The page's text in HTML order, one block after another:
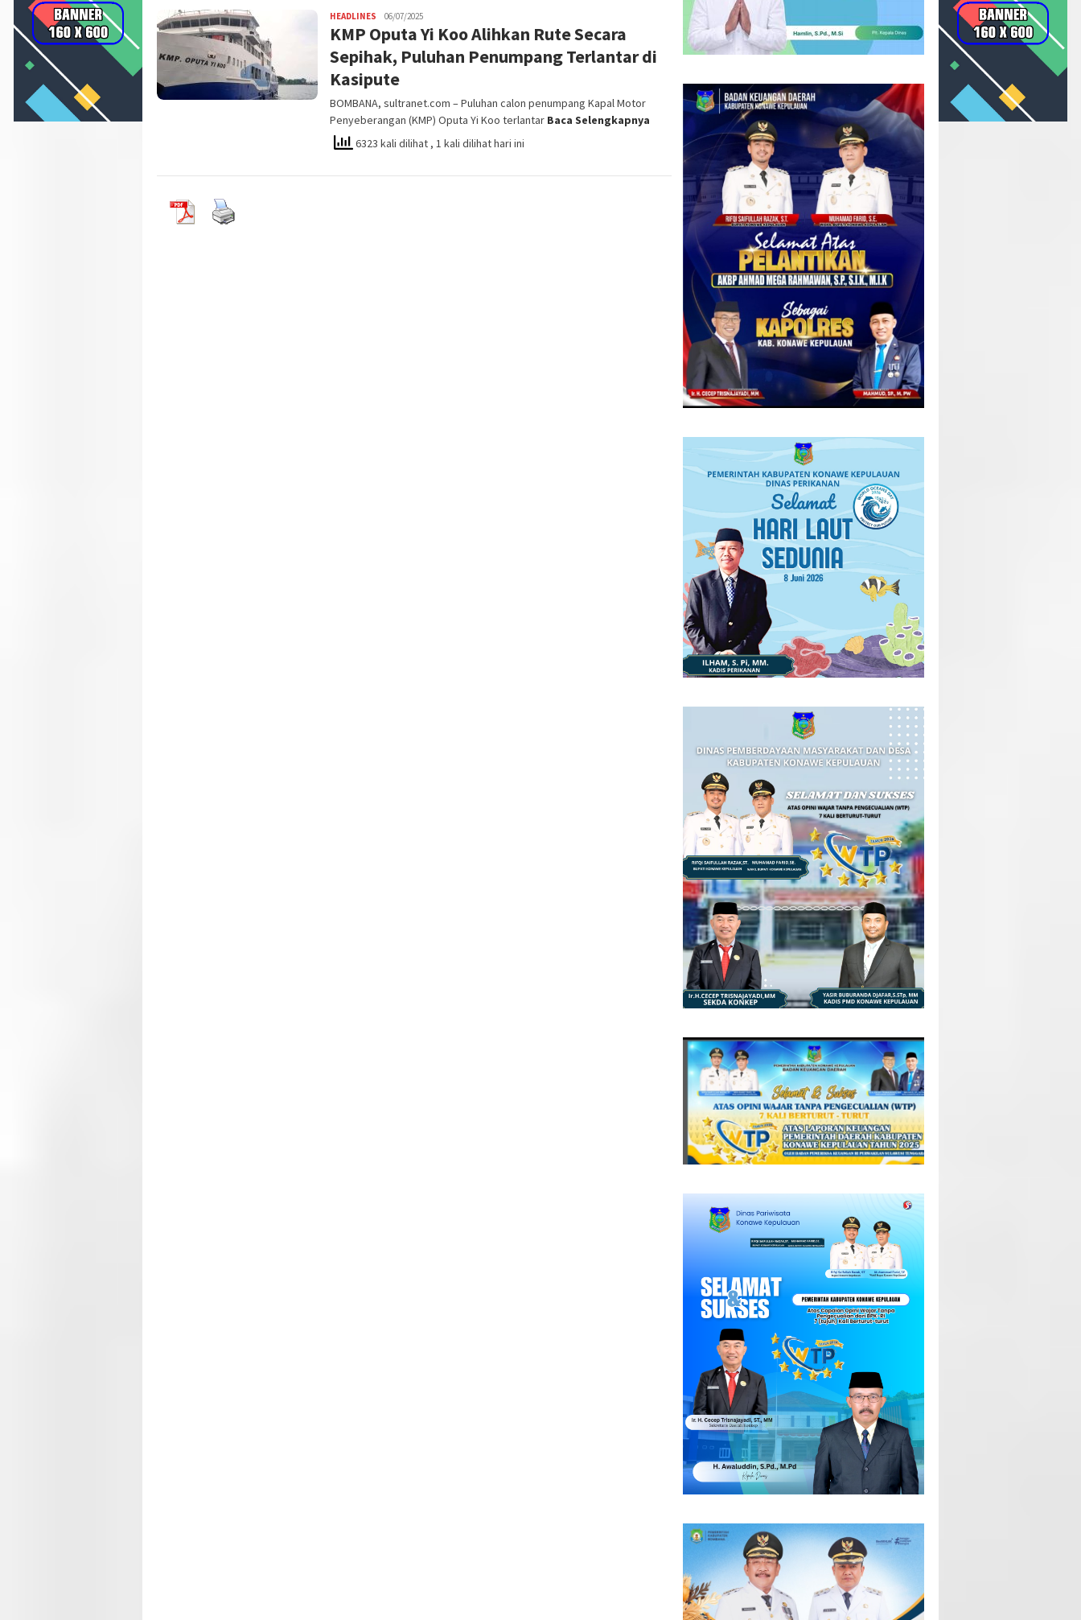
HEADLINES Idris
Hayang
SN01
06/07/2025
KMP Oputa Yi Koo Alihkan Rute Secara
Sepihak, Puluhan Penumpang Terlantar di
Kasipute
BOMBANA, sultranet.com – Puluhan calon penumpang Kapal Motor
Penyeberangan (KMP) Oputa Yi Koo terlantar Baca Selengkapnya
6323 kali dilihat , 1 kali dilihat hari ini